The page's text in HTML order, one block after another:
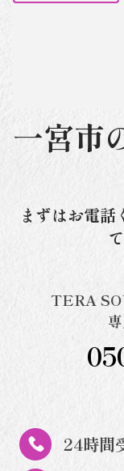
一宮市
まずはお電
TERA
24時間